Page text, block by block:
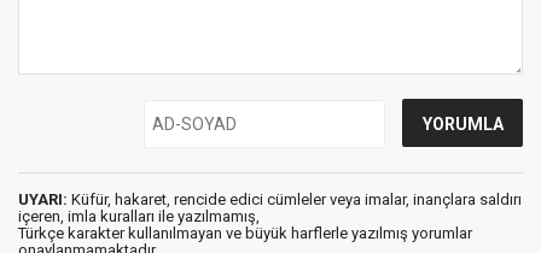
UYARI: Küfür, hakaret, rencide edici cümleler veya imalar, inançlara saldırı
içeren, imla kuralları ile yazılmamış,
Türkçe karakter kullanılmayan ve büyük harflerle yazılmış yorumlar